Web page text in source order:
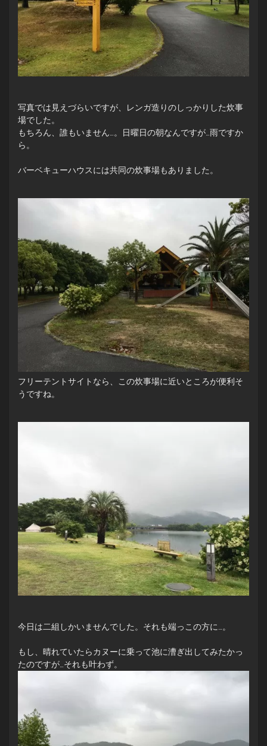
写真では見えづらいですが、レンガ造りのしっかりした炊事
場でした。
もちろん、誰もいません…。日曜日の朝なんですが…雨ですか
ら。
バーベキューハウスには共同の炊事場もありました。
フリーテントサイトなら、この炊事場に近いところが便利そ
うですね。
今日は二組しかいませんでした。それも端っこの方に…。
もし、晴れていたらカヌーに乗って池に漕ぎ出してみたかっ
たのですが…それも叶わず。